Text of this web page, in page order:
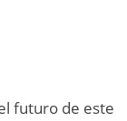
futuro de este